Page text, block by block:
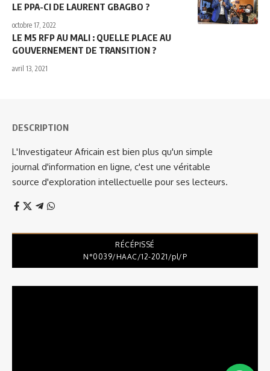
LE PPA-CI DE LAURENT GBAGBO ?
octobre 17, 2022
LE M5 RFP AU MALI : QUELLE PLACE AU
GOUVERNEMENT DE TRANSITION ?
avril 13, 2021
DESCRIPTION
L'Investigateur Africain est bien plus qu'un simple
journal d'information en ligne, c'est une véritable
source d'exploration intellectuelle pour ses lecteurs.
RÉCÉPISSÉ
N°0039/HAAC/12-2021/pl/P